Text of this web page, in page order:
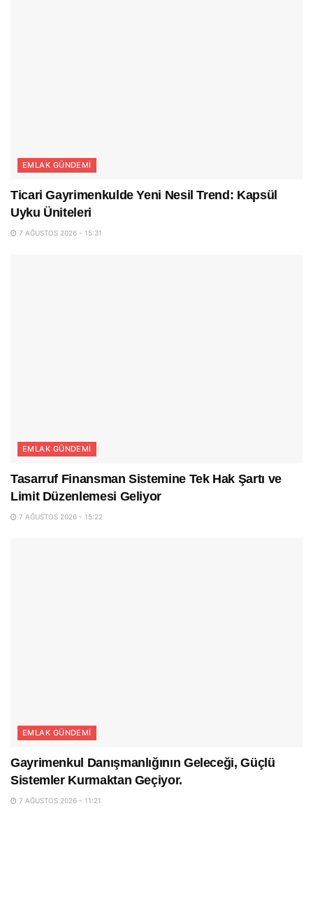
EMLAK GÜNDEMI
Ticari Gayrimenkulde Yeni Nesil Trend: Kapsül
Uyku Üniteleri
7 AĞUSTOS 2026 - 15:31
EMLAK GÜNDEMI
Tasarruf Finansman Sistemine Tek Hak Şartı ve
Limit Düzenlemesi Geliyor
7 AĞUSTOS 2026 - 15:22
EMLAK GÜNDEMI
Gayrimenkul Danışmanlığının Geleceği, Güçlü
Sistemler Kurmaktan Geçiyor.
7 AĞUSTOS 2026 - 11:21